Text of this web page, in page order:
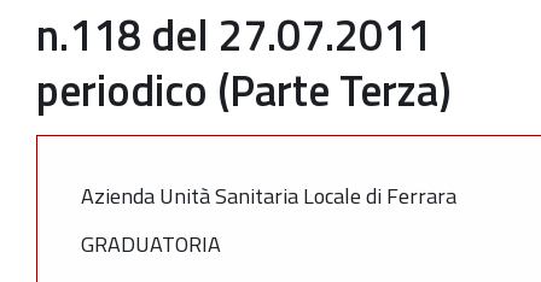
n.118 del 27.07.2011
periodico (Parte Terza)
Azienda Unità Sanitaria Locale di Ferrara
GRADUATORIA